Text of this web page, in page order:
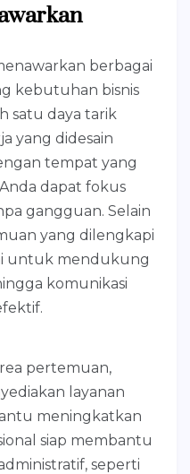
berbagai
kebutuhan bisnis
satu daya tarik
yang didesain
tempat yang
dapat fokus
gangguan. Selain
yang dilengkapi
untuk mendukung
komunikasi
pertemuan,
layanan
meningkatkan
siap membantu
seperti